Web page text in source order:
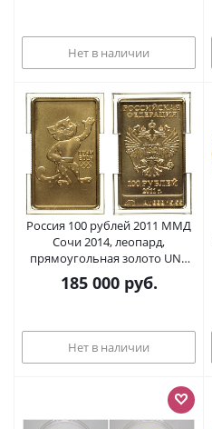
Нет в наличии
Россия 100 рублей 2011 ММД
Сочи 2014, леопард,
прямоугольная золото UNC
10-017-19
185 000руб.
Нет в наличии